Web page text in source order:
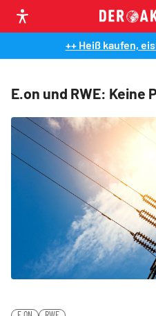
++ Heiß kaufen,
E.on und RWE: Keine